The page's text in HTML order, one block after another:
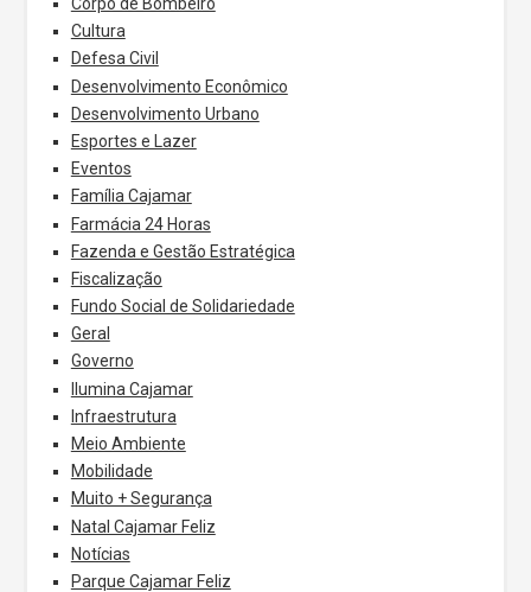
Cultura
Defesa Civil
Desenvolvimento Econômico
Desenvolvimento Urbano
Esportes e Lazer
Eventos
Família Cajamar
Farmácia 24 Horas
Fazenda e Gestão Estratégica
Fiscalização
Fundo Social de Solidariedade
Geral
Governo
Ilumina Cajamar
Infraestrutura
Meio Ambiente
Mobilidade
Muito + Segurança
Natal Cajamar Feliz
Notícias
Parque Cajamar Feliz